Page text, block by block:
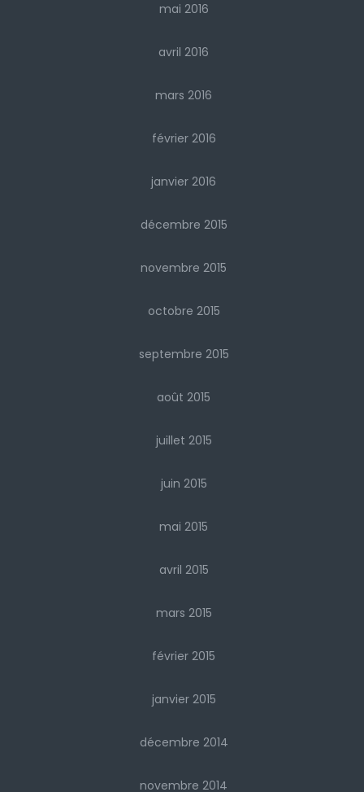
mai 2016
avril 2016
mars 2016
février 2016
janvier 2016
décembre 2015
novembre 2015
octobre 2015
septembre 2015
août 2015
juillet 2015
juin 2015
mai 2015
avril 2015
mars 2015
février 2015
janvier 2015
décembre 2014
novembre 2014